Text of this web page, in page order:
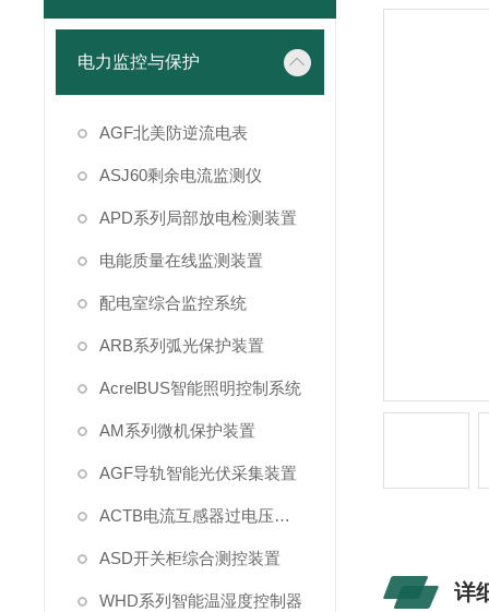
电力监控与保护
AGF北美防逆流电表
ASJ60剩余电流监测仪
APD系列局部放电检测装置
电能质量在线监测装置
配电室综合监控系统
ARB系列弧光保护装置
AcrelBUS智能照明控制系统
AM系列微机保护装置
AGF导轨智能光伏采集装置
ACTB电流互感器过电压保护
ASD开关柜综合测控装置
WHD系列智能温湿度控制器 详